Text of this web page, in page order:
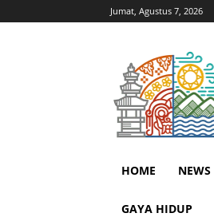
Jumat, Agustus 7, 2026
HOME NEWS
GAYA HIDUP